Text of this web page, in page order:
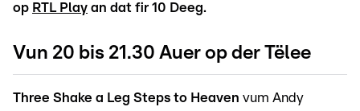
op RTL Play an dat fir 10 Deeg.
Vun 20 bis 21.30 Auer op der Tëlee
Three Shake a Leg Steps to Heaven vum Andy